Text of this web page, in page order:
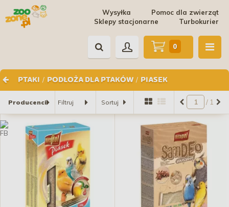
Pomoc dla zwierząt
Wysyłka
Turbokurier
Sklepy stacjonarne
PTAKI / PODŁOŻA DLA PTAKÓW / PIASEK
0
/ 1